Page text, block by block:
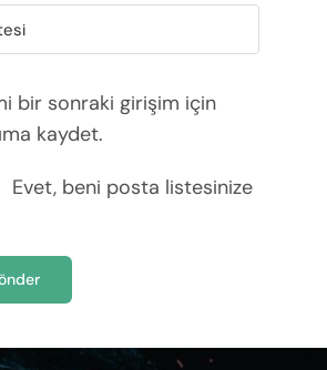
bir sonraki girişim için
kaydet.
Evet, beni posta listesinize